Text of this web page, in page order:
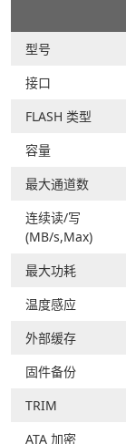
型号
接口
FLASH 类型
容量
最大通道数
连续读/写
(MB/s,Max)
最大功耗
温度感应
外部缓存
固件备份
TRIM
ATA 加密